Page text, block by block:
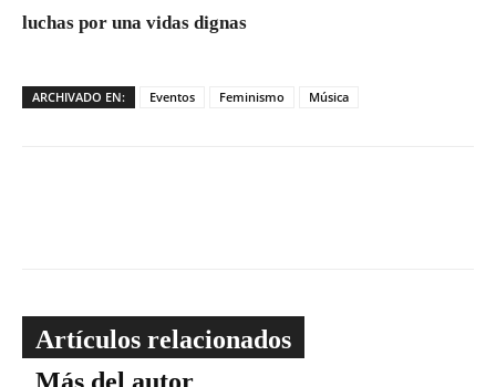
luchas por una vidas dignas
ARCHIVADO EN: Eventos Feminismo Música
Artículos relacionados